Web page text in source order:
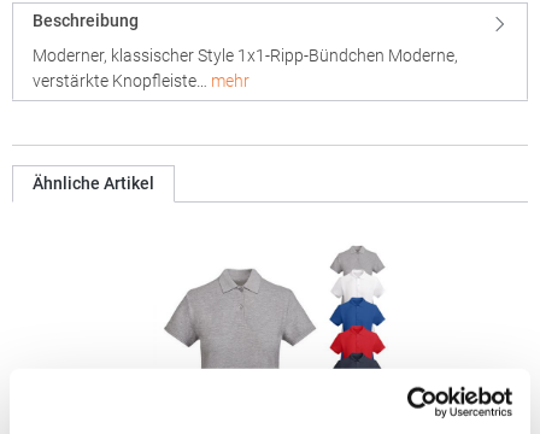
Beschreibung
Moderner, klassischer Style 1x1-Ripp-Bündchen Moderne,
verstärkte Knopfleiste… mehr
Ähnliche Artikel